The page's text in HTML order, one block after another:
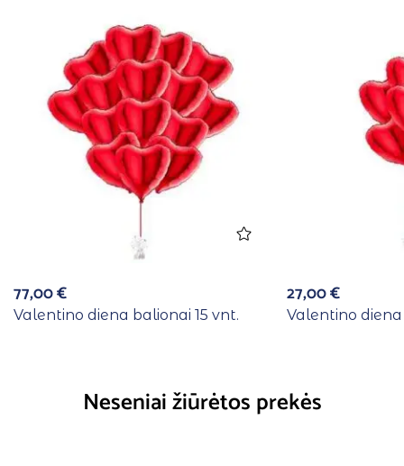
77,00€
Valentino diena balionai 15 vnt.
27,00€
Valentino
Neseniai žiūrėtos prekės